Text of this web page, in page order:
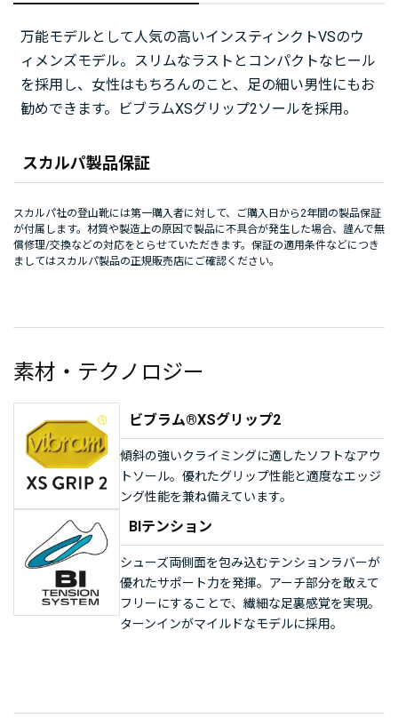
万能モデルとして人気の高いインスティンクトVSのウ
ィメンズモデル。スリムなラストとコンパクトなヒール
を採用し、女性はもちろんのこと、足の細い男性にもお
勧めできます。ビブラムXSグリップ2ソールを採用。
スカルパ製品保証
スカルパ社の登山靴には第一購入者に対して、ご購入日から2年間の製品保証
が付属します。材質や製造上の原因で製品に不具合が発生した場合、謹んで無
償修理/交換などの対応をとらせていただきます。保証の適用条件などにつき
ましてはスカルパ製品の正規販売店にご確認ください。
素材・テクノロジー
ビブラム®XSグリップ2
傾斜の強いクライミングに適したソフトなアウ
トソール。優れたグリップ性能と適度なエッジ
ング性能を兼ね備えています。
BIテンション
シューズ両側面を包み込むテンションラバーが
優れたサポート力を発揮。アーチ部分を敢えて
フリーにすることで、繊細な足裏感覚を実現。
ターンインがマイルドなモデルに採用。